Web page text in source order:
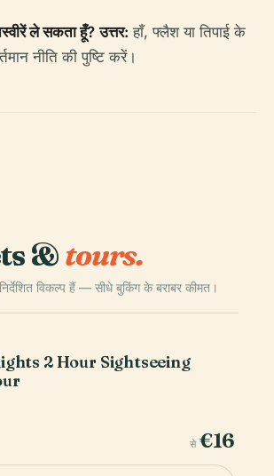
ले सकता हूँ? उत्तर: हाँ, फ्लैश या तिपाई के
नीति की पुष्टि करें।
&tours.
विकल्प हैं — सीधे बुकिंग के बराबर कीमत।
2 Hour Sightseeing
से €16